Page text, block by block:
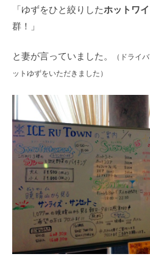
「ゆずをひと絞りしたホットワ
群！」
と妻が言っていました。
（ドライ
ットゆずをいただきました）